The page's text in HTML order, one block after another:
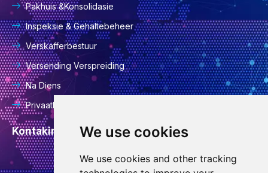
We use cookies
We use cookies and other tracking
Pakhuis &Konsolidasie
Inspeksie & Gehaltebeheer
Verskafferbestuur
Versending Verspreiding
Na Diens
Privaatheidsbeleid
Kontakinligting
info@goodcansourcing.com